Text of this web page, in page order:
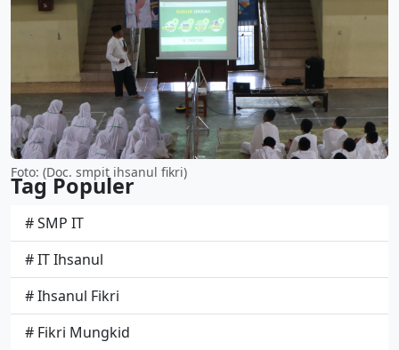
Foto: (Doc. smpit ihsanul fikri)
Tag Populer
# SMP IT
# IT Ihsanul
# Ihsanul Fikri
# Fikri Mungkid